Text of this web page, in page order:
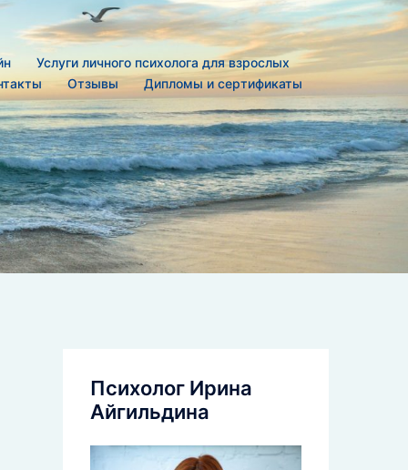
Услуги личного психолога для взрослых
Отзывы Дипломы и сертификаты
Психолог Ирина
Айгильдина